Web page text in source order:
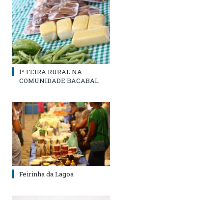
1ª FEIRA RURAL NA
COMUNIDADE BACABAL
Feirinha da Lagoa